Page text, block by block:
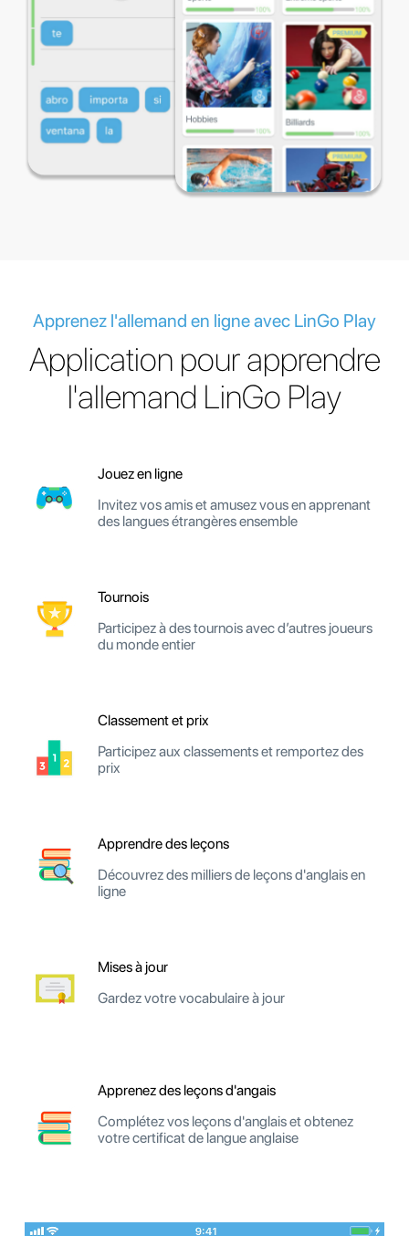
Apprenez l'allemand en ligne avec LinGo Play
Application pour apprendre
l'allemand LinGo Play
Jouez en ligne
Invitez vos amis et amusez vous en apprenant
des langues étrangères ensemble
Tournois
Participez à des tournois avec d’autres joueurs
du monde entier
Classement et prix
Participez aux classements et remportez des
prix
Apprendre des leçons
Découvrez des milliers de leçons d'anglais en
ligne
Mises à jour
Gardez votre vocabulaire à jour
Apprenez des leçons d'angais
Complétez vos leçons d'anglais et obtenez
votre certificat de langue anglaise